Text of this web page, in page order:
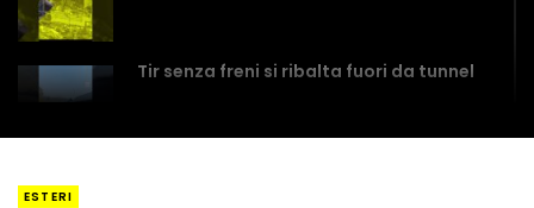
Tir senza freni si ribalta fuori da tunnel
ESTERI